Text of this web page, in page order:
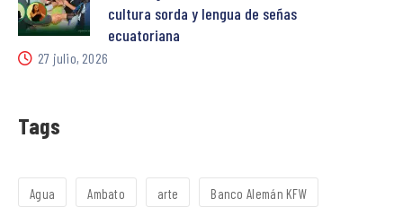
cultura sorda y lengua de señas
ecuatoriana
27 julio, 2026
Tags
Agua Ambato arte Banco Alemán KFW